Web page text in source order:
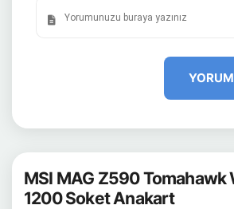
MSI MAG Z590 Tomahawk
1200 Soket Anakart